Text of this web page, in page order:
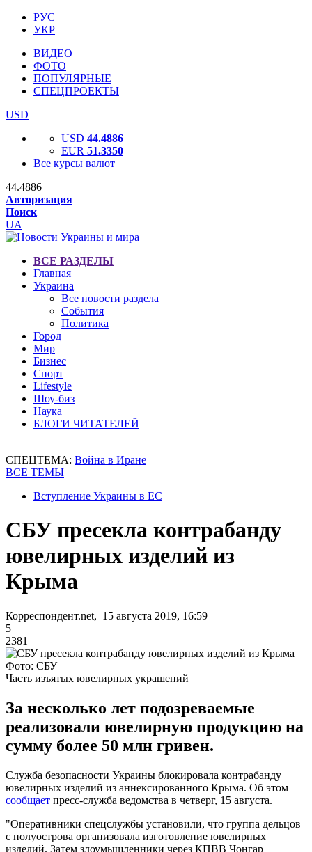
РУС
УКР
ВИДЕО
ФОТО
ПОПУЛЯРНЫЕ
СПЕЦПРОЕКТЫ
USD
USD 44.4886
EUR 51.3350
Все курсы валют
44.4886
Авторизация
Поиск
UA
ВСЕ РАЗДЕЛЫ
Главная
Украина
Все новости раздела
События
Политика
Город
Мир
Бизнес
Спорт
Lifestyle
Шоу-биз
Наука
БЛОГИ ЧИТАТЕЛЕЙ
СПЕЦТЕМА: Война в Иране
ВСЕ ТЕМЫ
Вступление Украины в ЕС
СБУ пресекла контрабанду
ювелирных изделий из
Крыма
Корреспондент.net, 15 августа 2019, 16:59
5
2381
Фото: СБУ
Часть изъятых ювелирных украшений
За несколько лет подозреваемые
реализовали ювелирную продукцию на
сумму более 50 млн гривен.
Служба безопасности Украины блокировала контрабанду
ювелирных изделий из аннексированного Крыма. Об этом
сообщает пресс-служба ведомства в четверг, 15 августа.
"Оперативники спецслужбы установили, что группа дельцов
с полуострова организовала изготовление ювелирных
изделий. Затем злоумышленники через КПВВ Чонгар